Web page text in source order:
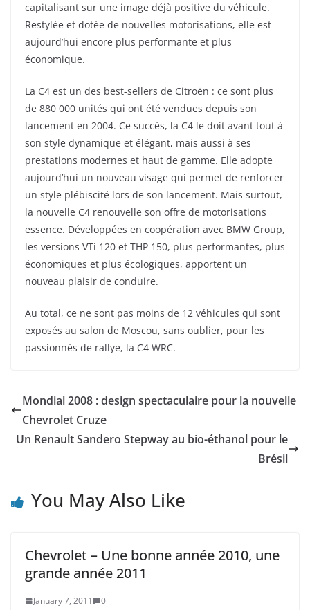
capitalisant sur une image déjà positive du véhicule.
Restylée et dotée de nouvelles motorisations, elle est
aujourd’hui encore plus performante et plus
économique.
La C4 est un des best-sellers de Citroën : ce sont plus
de 880 000 unités qui ont été vendues depuis son
lancement en 2004. Ce succès, la C4 le doit avant tout à
son style dynamique et élégant, mais aussi à ses
prestations modernes et haut de gamme. Elle adopte
aujourd’hui un nouveau visage qui permet de renforcer
un style plébiscité lors de son lancement. Mais surtout,
la nouvelle C4 renouvelle son offre de motorisations
essence. Développées en coopération avec BMW Group,
les versions VTi 120 et THP 150, plus performantes, plus
économiques et plus écologiques, apportent un
nouveau plaisir de conduire.
Au total, ce ne sont pas moins de 12 véhicules qui sont
exposés au salon de Moscou, sans oublier, pour les
passionnés de rallye, la C4 WRC.
Mondial 2008 : design spectaculaire pour la nouvelle
Chevrolet Cruze
Un Renault Sandero Stepway au bio-éthanol pour le
Brésil
You May Also Like
Chevrolet – Une bonne année 2010, une
grande année 2011
January 7, 2011 0